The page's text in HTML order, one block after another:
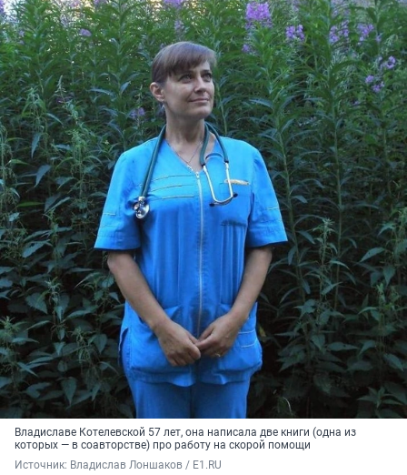
Владиславе Котелевской 57 лет, она написала две книги (одна из
которых — в соавторстве) про работу на скорой помощи
Источник: Владислав Лоншаков / E1.RU